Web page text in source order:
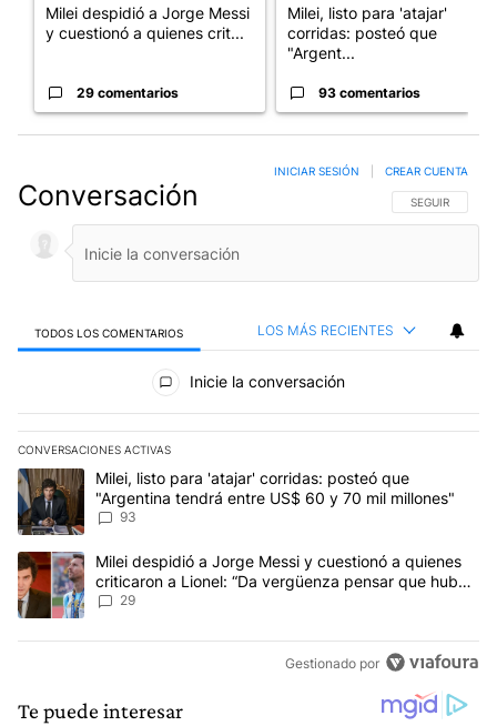
Milei despidió a Jorge Messi
y cuestionó a quienes crit...
29 comentarios
Milei, listo para 'atajar'
corridas: posteó que
"Argent...
93 comentarios
Conversación SIGA ESTA
SEGUIR
INICIAR SESIÓN CREAR CUENTA
TODOS LOS COMENTARIOS LOS MÁS RECIENTES
Todos los comentarios
Inicie la conversación
CONVERSACIONES ACTIVAS
Este listado muestra los artículos con más comentarios en los
Un artículo de tendencia con el título "Milei, listo para 'atajar'
Milei, listo para 'atajar' corridas: posteó que
"Argentina tendrá entre US$ 60 y 70 mil millones"
93
Un artículo de tendencia con el título "Milei despidió a Jorge
Milei despidió a Jorge Messi y cuestionó a quienes
criticaron a Lionel: “Da vergüenza pensar que hubo
anti-Messi”
29
Gestionado por